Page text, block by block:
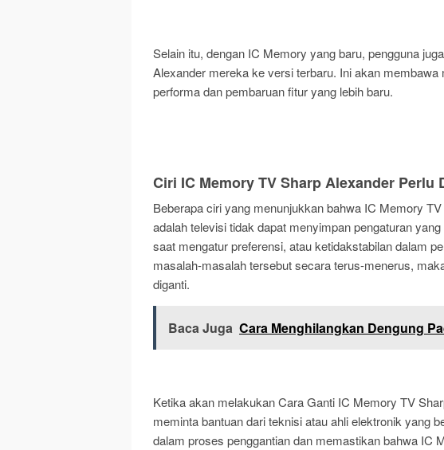
Selain itu, dengan IC Memory yang baru, pengguna
Alexander mereka ke versi terbaru. Ini akan
performa dan pembaruan fitur yang lebih baru.
Ciri IC Memory TV Sharp Alexander Perlu
Beberapa ciri yang menunjukkan bahwa IC Memory
adalah televisi tidak dapat menyimpan pengaturan
saat mengatur preferensi, atau ketidakstabilan dalam
masalah-masalah tersebut secara terus-menerus,
diganti.
Baca Juga Cara Menghilangkan Dengung
Ketika akan melakukan Cara Ganti IC Memory TV
meminta bantuan dari teknisi atau ahli elektronik yang
dalam proses penggantian dan memastikan bahwa IC